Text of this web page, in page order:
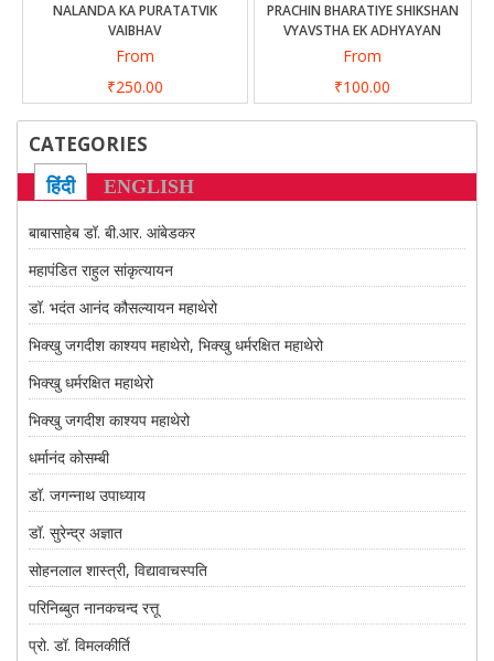
OUR WRITERS
GALLERY
CONTACT US
NALANDA KA PURATATVIK
VAIBHAV
From
₹250.00
PRACHIN BHARATIYE SHIKSHAN
VYAVSTHA EK ADHYAYAN
From
₹100.00
CATEGORIES
हिंदी ENGLISH
बाबासाहेब डॉ. बी.आर. आंबेडकर
महापंडित राहुल सांकृत्यायन
डॉ. भदंत आनंद कौसल्यायन महाथेरो
भिक्खु जगदीश काश्यप महाथेरो, भिक्खु धर्मरक्षित महाथेरो
भिक्खु धर्मरक्षित महाथेरो
भिक्खु जगदीश काश्यप महाथेरो
धर्मानंद कोसम्बी
डॉ. जगन्नाथ उपाध्याय
डॉ. सुरेन्द्र अज्ञात
सोहनलाल शास्त्री, विद्यावाचस्पति
परिनिब्बुत नानकचन्द रत्तू
प्रो. डॉ. विमलकीर्ति